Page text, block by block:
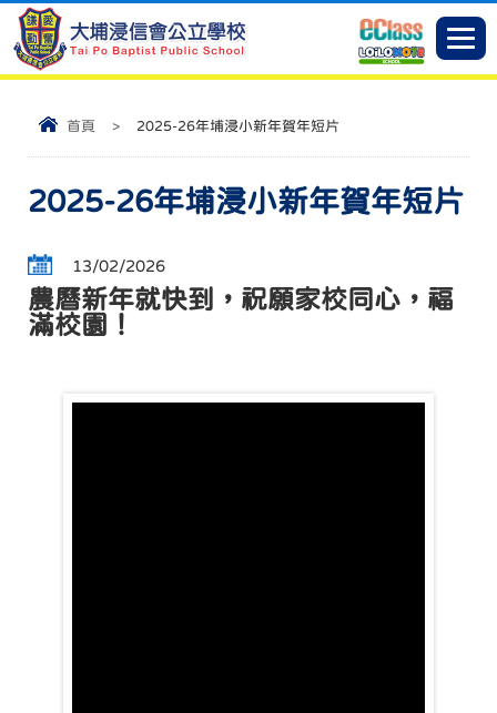
首頁 > 2025-26年埔浸小新年賀年短片
2025-26年埔浸小新年賀年短片
13/02/2026
農曆新年就快到，祝願家校同心，福
滿校園！